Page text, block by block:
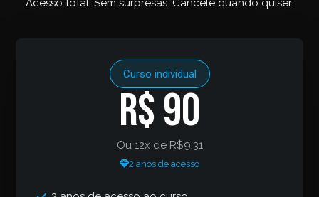
Acesso total. Sem surpresas. Cancele quando quiser.
Curso individual
R$ 90
Ou 12x de R$9,31
2 anos de acesso